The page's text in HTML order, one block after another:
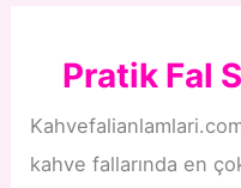
Pratik Fal
kahve fallarında en